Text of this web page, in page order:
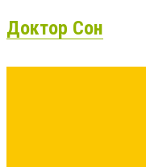
Доктор Сон